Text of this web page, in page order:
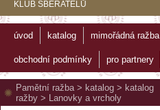
KLUB SBĚRATELŮ
úvod katalog mimořádná ražba
obchodní podmínky pro partnery
Pamětní ražba> katalog > katalog
ražby > Lanovky a vrcholy